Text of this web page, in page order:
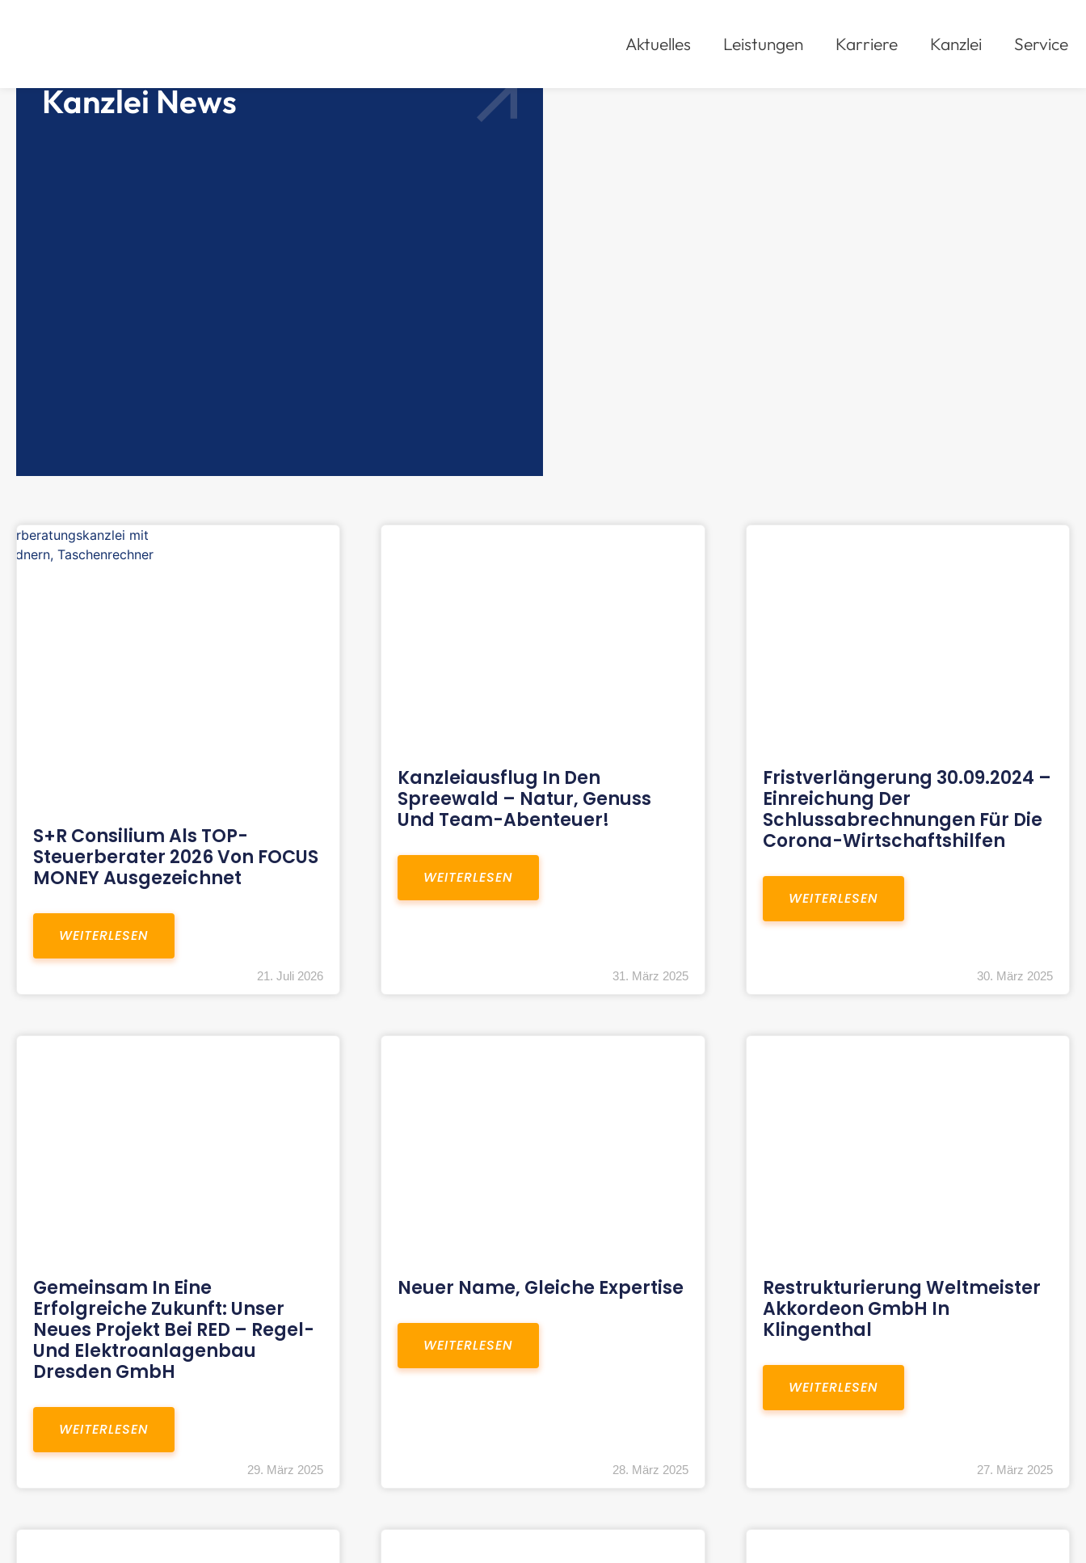
Aktuelles Leistungen Karriere Kanzlei Service
Kanzlei News
S+R Consilium Als TOP-
Steuerberater 2026 Von FOCUS
MONEY Ausgezeichnet
WEITERLESEN
21. Juli 2026
Kanzleiausflug In Den
Spreewald – Natur, Genuss
Und Team-Abenteuer!
WEITERLESEN
31. März 2025
Fristverlängerung 30.09.2024 –
Einreichung Der
Schlussabrechnungen Für Die
Corona-Wirtschaftshilfen
WEITERLESEN
30. März 2025
Gemeinsam In Eine
Erfolgreiche Zukunft: Unser
Neues Projekt Bei RED – Regel-
Und Elektroanlagenbau
Dresden GmbH
WEITERLESEN
29. März 2025
Neuer Name, Gleiche Expertise
WEITERLESEN
28. März 2025
Restrukturierung Weltmeister
Akkordeon GmbH In
Klingenthal
WEITERLESEN
27. März 2025